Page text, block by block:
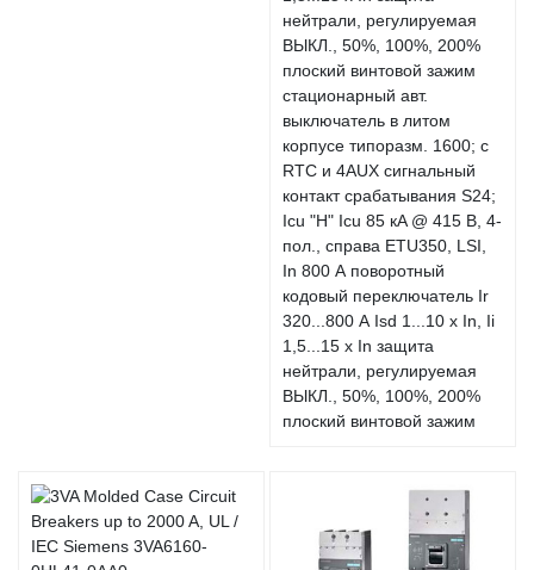
стационарный авт.
выключатель в литом
корпусе типоразм. 1600; с
RTC и 4AUX сигнальный
контакт срабатывания S24;
Icu "H" Icu 85 кA @ 415 В, 4-
пол., справа ETU350, LSI,
In 800 А поворотный
кодовый переключатель Ir
320...800 А Isd 1...10 x In, Ii
1,5...15 x In защита
нейтрали, регулируемая
ВЫКЛ., 50%, 100%, 200%
плоский винтовой зажим